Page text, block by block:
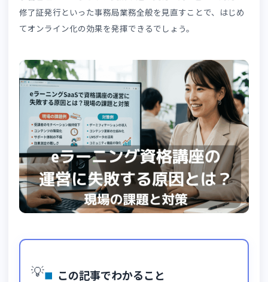
できません。
てオンライン化の効果を発揮できるでしょう。